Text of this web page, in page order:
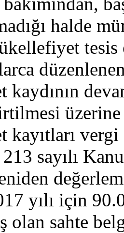
halde
kaydının
üzerine
kayıtları
sayılı
yılı için
olan sahte